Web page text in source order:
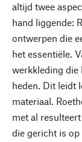
altijd twee
hand liggende:
ontwerpen die
het essentiële.
werkkleding die
heden. Dit leidt
materiaal.
met al
die gericht is